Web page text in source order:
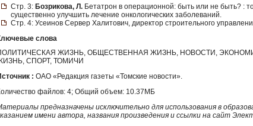
Стр. 3: Бозрикова, Л. Бетатрон в операционной: быть или не быть? :
существенно улучшить лечение онкологических заболеваний.
Стр. 4: Усеинов Сервер Халитович, директор строительного
слова
ЖИЗНЬ, ОБЩЕСТВЕННАЯ ЖИЗНЬ, НОВОСТИ,
СПОРТ, ТОМИЧИ
: ОАО «Редакция газеты «Томские новости».
файлов: 4; Общий объем: 10.37МБ
предназначены исключительно для использования в
имени автора, названия произведения и ссылки на сайт